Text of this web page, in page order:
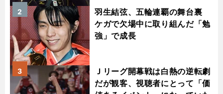
羽生結弦、五輪連覇の舞台裏
ケガで欠場中に取り組んだ「勉
強」で成長
2
Ｊリーグ開幕戦は白熱の逆転劇
だが観客、視聴者にとって「価
3